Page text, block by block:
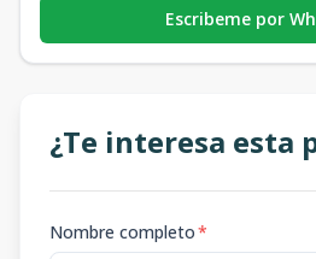
Escribeme por
¿Te interesa esta
Nombre completo*